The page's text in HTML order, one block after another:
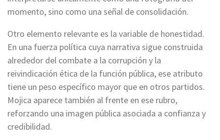
momento, sino como una señal de consolidación.
Otro elemento relevante es la variable de honestidad.
En una fuerza política cuya narrativa sigue construida
alrededor del combate a la corrupción y la
reivindicación ética de la función pública, ese atributo
tiene un peso específico mayor que en otros partidos.
Mojica aparece también al frente en ese rubro,
reforzando una imagen pública asociada a confianza y
credibilidad.